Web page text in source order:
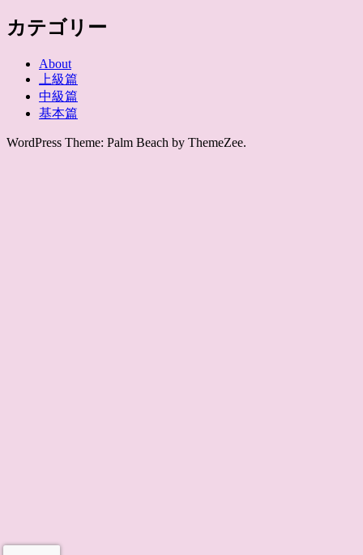
カテゴリー
About
上級篇
中級篇
基本篇
WordPress Theme: Palm Beach by ThemeZee.